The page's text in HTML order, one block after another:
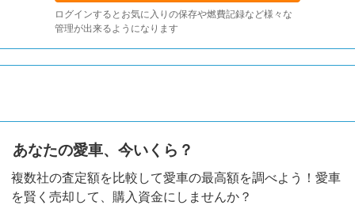
ログインするとお気に入りの保存や燃費記録など様々な
管理が出来るようになります
あなたの愛車、今いくら？
複数社の査定額を比較して愛車の最高額を調べよう！愛車
を賢く売却して、購入資金にしませんか？